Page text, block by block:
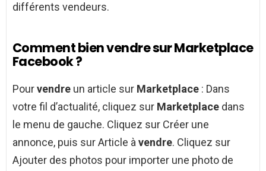
différents vendeurs.
Comment bien vendre sur Marketplace
Facebook ?
Pourvendre un article sur Marketplace : Dans
votre fil d’actualité, cliquez sur Marketplace dans
le menu de gauche. Cliquez sur Créer une
annonce, puis sur Article àvendre. Cliquez sur
Ajouter des photos pour importer une photo de